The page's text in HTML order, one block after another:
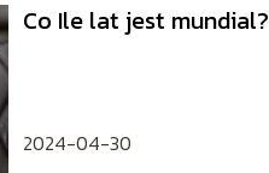
Co Ile lat jest mundial?
2024-04-30